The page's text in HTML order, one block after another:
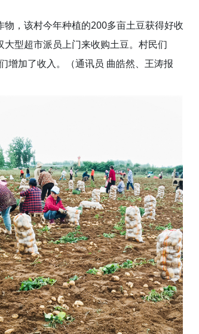
，该村今年种植的200多亩土豆获得好收
型超市派员上门来收购土豆。村民们
增加了收入。（通讯员 曲皓然、王涛报